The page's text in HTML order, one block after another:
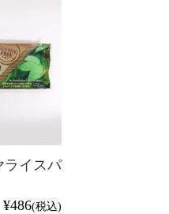
イスパ
¥486(税込)